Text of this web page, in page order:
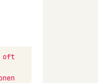
oft